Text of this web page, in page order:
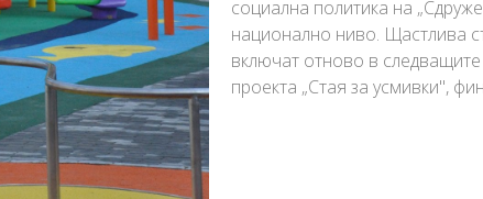
социална политика на
национално ниво. Щастлива
включат отново в
проекта „Стая за усмивки",